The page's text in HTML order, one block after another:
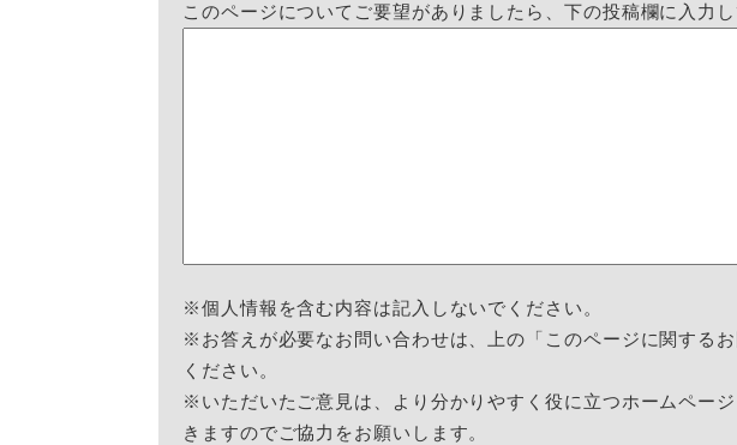
このページについてご要望がありましたら、下の投稿欄に入力し
※個人情報を含む内容は記入しないでください。
※お答えが必要なお問い合わせは、上の「このページに関する
ください。
※いただいたご意見は、より分かりやすく役に立つホームペー
きますのでご協力をお願いします。